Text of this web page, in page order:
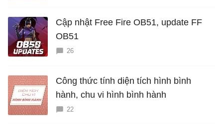
Cập nhật Free Fire OB51, update FF
OB51
26
Công thức tính diện tích hình bình
hành, chu vi hình bình hành
22